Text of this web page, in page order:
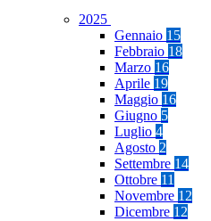
2025
Gennaio 15
Febbraio 18
Marzo 16
Aprile 19
Maggio 16
Giugno 5
Luglio 4
Agosto 2
Settembre 14
Ottobre 11
Novembre 12
Dicembre 12